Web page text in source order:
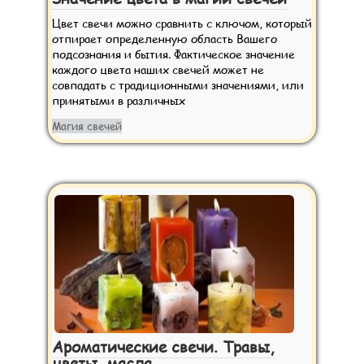
Цвет свечи можно сравнить с ключом, который
отпирает определенную область Вашего
подсознания и бытия. Фактическое значение
каждого цвета наших свечей может не
совпадать с традиционными значениями, или
принятыми в различных
Магия свечей
Ароматические свечи. Травы,